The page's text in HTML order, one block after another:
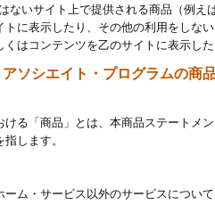
ないサイト上で提供される商品（例
トに表示したり、その他の利用をしな
くはコンテンツを乙のサイトに表示し
アソシエイト・プログラムの商
ける「商品」とは、本商品ステートメ
します。
ム・サービス以外のサービスについ